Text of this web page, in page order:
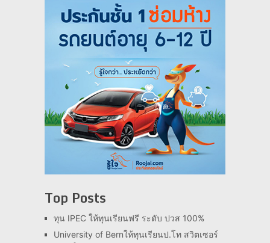
Top Posts
ทุน IPEC ให้ทุนเรียนฟรี ระดับ ปวส 100%
University of Bernให้ทุนเรียนป.โท สวิตเซอร์